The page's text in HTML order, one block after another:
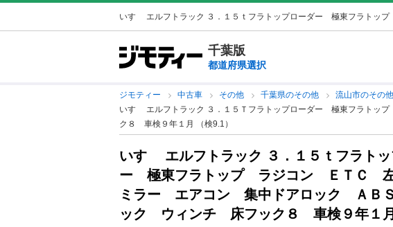
いすゞ エルフトラック ３．１５ｔフラトップローダー 極東フラトッ
千葉版
都道府県選択
ジモティー 中古車 その他 千葉県のその他
流山市のその他
いすゞ エルフトラック ３．１５Ｔフラトップローダー 極東フラ
ク８ 車検９年１月 （検9.1）
いすゞ エルフトラック ３．１５ｔフラト
ー 極東フラトップ ラジコン ＥＴＣ 左
ミラー エアコン 集中ドアロック ＡＢ
ック ウィンチ 床フック８ 車検９年１月